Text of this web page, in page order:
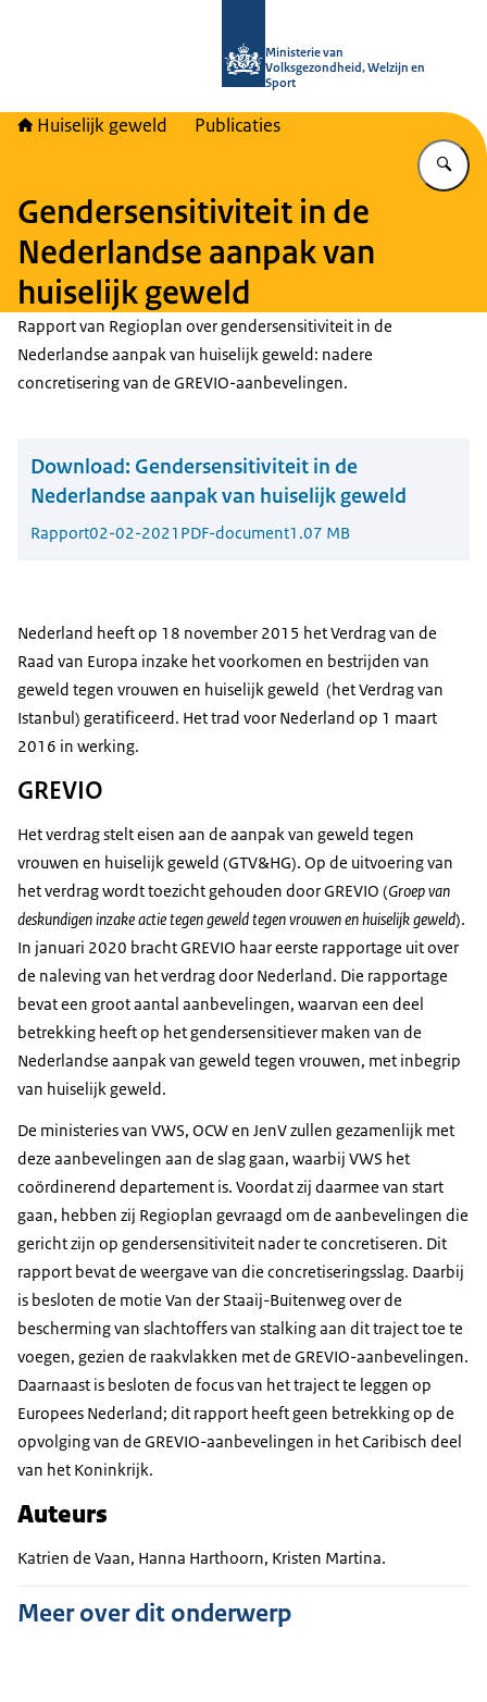
Ministerie van
Volksgezondheid, Welzijn en
Sport
Huiselijk geweld Publicaties
Gendersensitiviteit in de
Nederlandse aanpak van
huiselijk geweld
Rapport van Regioplan over gendersensitiviteit in de
Nederlandse aanpak van huiselijk geweld: nadere
concretisering van de GREVIO-aanbevelingen.
Download: Gendersensitiviteit in de
Nederlandse aanpak van huiselijk geweld
Rapport02-02-2021 PDF-document1.07 MB
Nederland heeft op 18 november 2015 het Verdrag van de
Raad van Europa inzake het voorkomen en bestrijden van
geweld tegen vrouwen en huiselijk geweld (het Verdrag van
Istanbul) geratificeerd. Het trad voor Nederland op 1 maart
2016 in werking.
GREVIO
Het verdrag stelt eisen aan de aanpak van geweld tegen
vrouwen en huiselijk geweld (GTV&HG). Op de uitvoering van
het verdrag wordt toezicht gehouden door GREVIO (Groep van
deskundigen inzake actie tegen geweld tegen vrouwen en huiselijk geweld).
In januari 2020 bracht GREVIO haareerste rapportage uit over
de naleving van het verdrag door Nederland. Die rapportage
bevat een groot aantal aanbevelingen, waarvan een deel
betrekking heeft op het gendersensitiever maken van de
Nederlandse aanpak van geweld tegen vrouwen, met inbegrip
van huiselijk geweld.
De ministeries van VWS, OCW en JenV zullen gezamenlijk met
deze aanbevelingen aan de slag gaan, waarbij VWS het
coördinerend departement is. Voordat zij daarmee van start
gaan, hebben zij Regioplan gevraagd om de aanbevelingen die
gericht zijn op gendersensitiviteit nader te concretiseren. Dit
rapport bevat de weergave van die concretiseringsslag. Daarbij
is besloten de motie Van der Staaij-Buitenweg over de
bescherming van slachtoffers van stalking aan dit traject toe te
voegen, gezien de raakvlakken met de GREVIO-aanbevelingen.
Daarnaast is besloten de focus van het traject te leggen op
Europees Nederland; dit rapport heeft geen betrekking op de
opvolging van de GREVIO-aanbevelingen in het Caribisch deel
van het Koninkrijk.
Auteurs
Katrien de Vaan, Hanna Harthoorn, Kristen Martina.
Meer over dit onderwerp